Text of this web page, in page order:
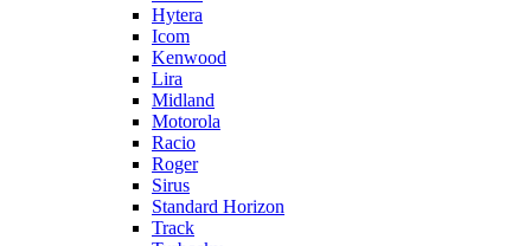
Hytera
Icom
Kenwood
Lira
Midland
Motorola
Racio
Roger
Sirus
Standard Horizon
Track